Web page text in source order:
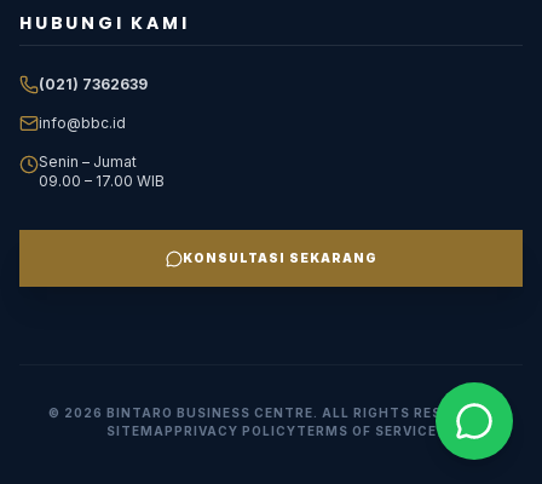
HUBUNGI KAMI
(021) 7362639
info@bbc.id
Senin – Jumat
09.00 – 17.00 WIB
KONSULTASI SEKARANG
© 2026 BINTARO BUSINESS CENTRE. ALL RIGHTS RESERVED.
SITEMAPPRIVACY POLICYTERMS OF SERVICE